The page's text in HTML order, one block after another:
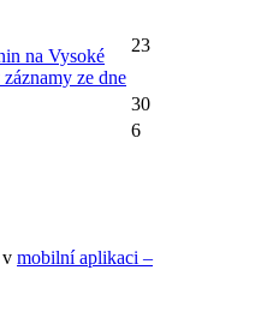
na Vysoké
ze dne
23
30
6
v mobilní aplikaci –